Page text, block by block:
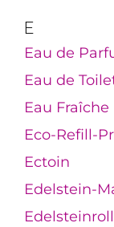
E
Eau de
Eau de
Eau Fraîche
Eco-Refill-
Ectoin
Edelstein-